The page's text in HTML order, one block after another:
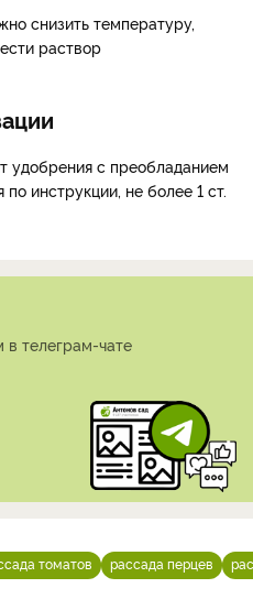
снизить температуру,
раствор
удобрения с преобладанием
инструкции, не более 1 ст.
в телеграм-чате
томатов рассада перцев